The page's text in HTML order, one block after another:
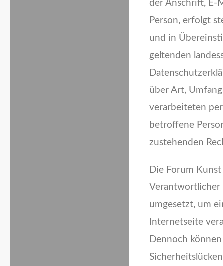
der Anschrift, E-
Person, erfolgt
und in
geltenden
über Art,
verarbeiteten
betroffene
zustehenden
Die Forum
Verantwortlicher
umgesetzt, um
Internetseite
Dennoch